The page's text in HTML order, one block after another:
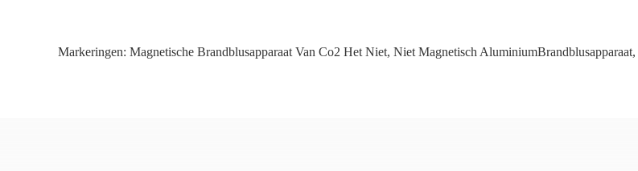
Markeringen: Magnetische Brandblusapparaat Van Co2 Het Niet, Niet Magnetisch AluminiumBrandblusapparaat,